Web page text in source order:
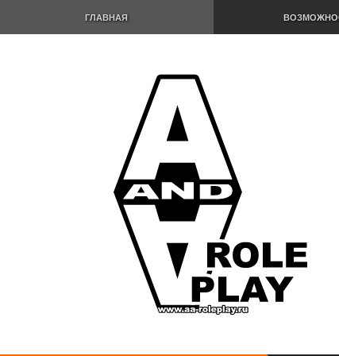
ГЛАВНАЯ